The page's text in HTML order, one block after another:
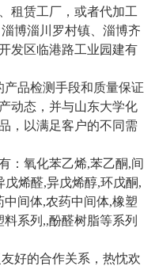
租赁工厂，或者代加工
博淄川罗村镇、淄博齐
发区临港路工业园建有
品检测手段和质量保证
动态，并与山东大学化
，以满足客户的不同需
：氧化苯乙烯,苯乙酮,间
烯醛,异戊烯醇,环戊酮,
间体,农药中间体,橡塑
系列,,酚醛树脂等系列
好的合作关系，热忱欢